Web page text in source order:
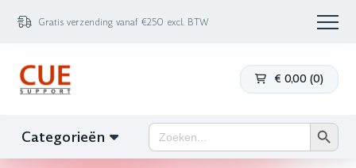
Gratis verzending vanaf €250 excl. BTW
€ 0,00 (0)
Categorieën Zoek
naar: